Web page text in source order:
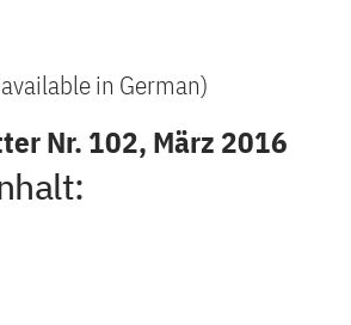
in German)
Nr. 102, März 2016